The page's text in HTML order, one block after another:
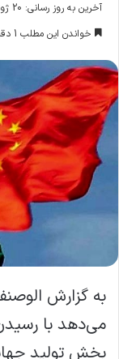
آخرین به روز رسانی: 20 ژوئن 2026
خواندن این مطلب 1 دقیقه زمان میبرد
به گزارش